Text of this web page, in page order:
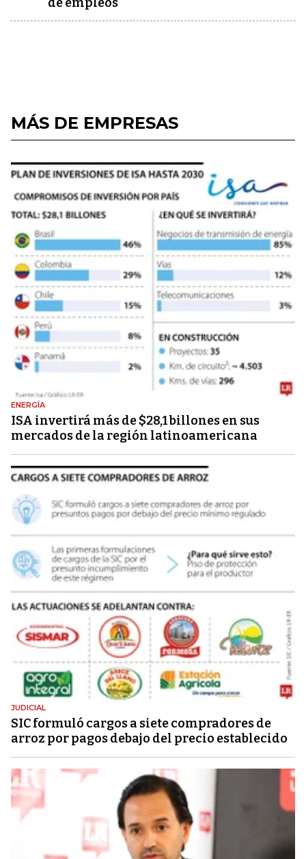
MÁS DE EMPRESAS
ENERGÍA
ISA invertirá más de $28,1 billones en sus
mercados de la región latinoamericana
JUDICIAL
SIC formuló cargos a siete compradores de
arroz por pagos debajo del precio establecido